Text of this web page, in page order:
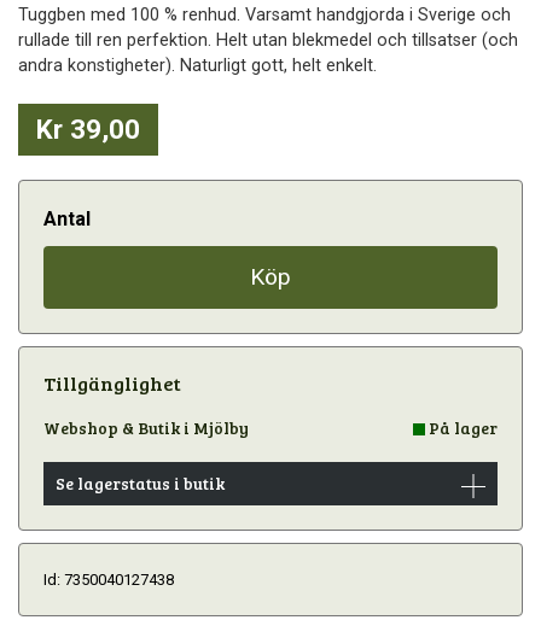
Tuggben med 100 % renhud. Varsamt handgjorda i Sverige och
rullade till ren perfektion. Helt utan blekmedel och tillsatser (och
andra konstigheter). Naturligt gott, helt enkelt.
Kr 39,00
Antal
Köp
Tillgänglighet
Webshop & Butik i Mjölby På lager
Se lagerstatus i butik
Id: 7350040127438